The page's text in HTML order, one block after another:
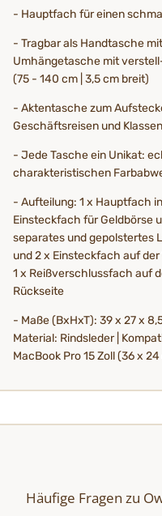
- Hauptfach für einen
- Tragbar als Handtasche
Umhängetasche mit
(75 - 140 cm | 3,5 cm breit)
- Aktentasche zum
Geschäftsreisen und
- Jede Tasche ein Unikat:
charakteristischen
- Aufteilung: 1 x Hauptfach
Einsteckfach für Geldbörse
separates und gepolstertes
und 2 x Einsteckfach auf
1 x Reißverschlussfach auf
Rückseite
- Maße (BxHxT): 39 x 27 x
Material: Rindsleder |
MacBook Pro 15 Zoll (36 x 24
Häufige Fragen zu